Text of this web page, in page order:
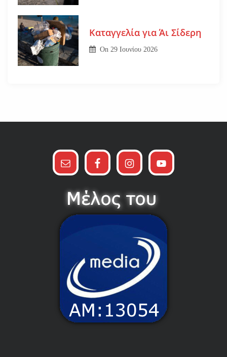
Καταγγελία για Άι Σίδερη
On 29 Ιουνίου 2026